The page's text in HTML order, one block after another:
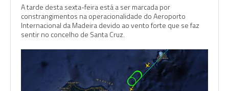
A tarde desta sexta-feira está a ser marcada por
constrangimentos na operacionalidade do Aeroporto
Internacional da Madeira devido ao vento forte que se faz
sentir no concelho de Santa Cruz.